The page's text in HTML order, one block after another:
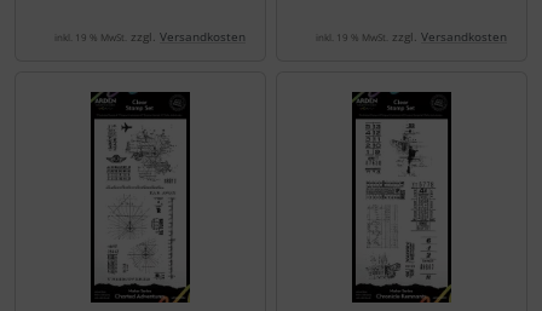
inkl. 19 % MwSt. zzgl. Versandkosten inkl. 19 % MwSt. zzgl. Versandkosten